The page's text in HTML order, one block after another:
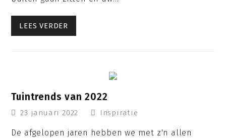
LEES VERDER
Tuintrends van 2022
23 januari 2022 Inspiratie
De afgelopen jaren hebben we met z'n allen